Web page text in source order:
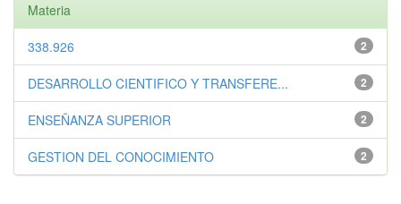
Materia
2
338.926
2
DESARROLLO CIENTIFICO Y TRANSFERE...
2
ENSEÑANZA SUPERIOR
2
GESTION DEL CONOCIMIENTO